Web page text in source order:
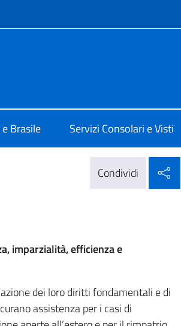
Brasile Servizi Consolari e Visti
Condividi
imparzialità, efficienza e
dei loro diritti fondamentali e di
assistenza per i casi di